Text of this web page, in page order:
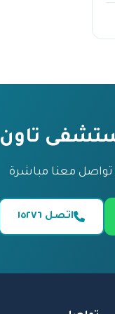
تاون
تواصل معنا مباشرة
اتصل ١٥٢٧٦